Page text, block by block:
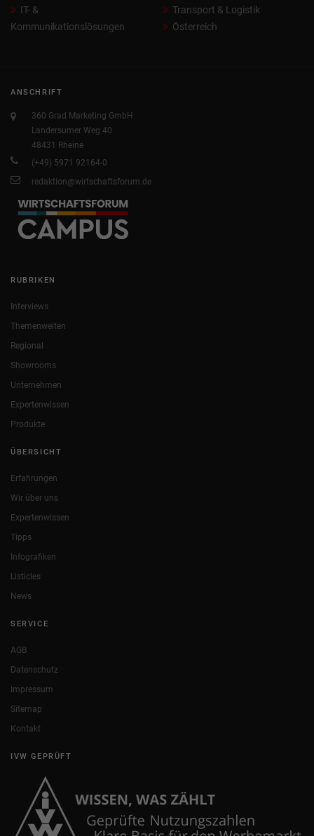
IT- &
Kommunikationslösungen
Transport & Logistik
Österreich
ANSCHRIFT
360 Grad Marketing GmbH
Landersumer Weg 40
48431 Rheine
(+49) 5971 92164-0
redaktion@wirtschaftsforum.de
RUBRIKEN
Interviews
Themenwelten
Regional
Showrooms
Unternehmen
Expertenwissen
Produkte
ÜBERSICHT
Erfahrungen
Wir über uns
Expertenwissen
Tipps
Infografiken
Listicles
News
SERVICE
AGB
Datenschutz
Impressum
Sitemap
Kontakt
IVW GEPRÜFT